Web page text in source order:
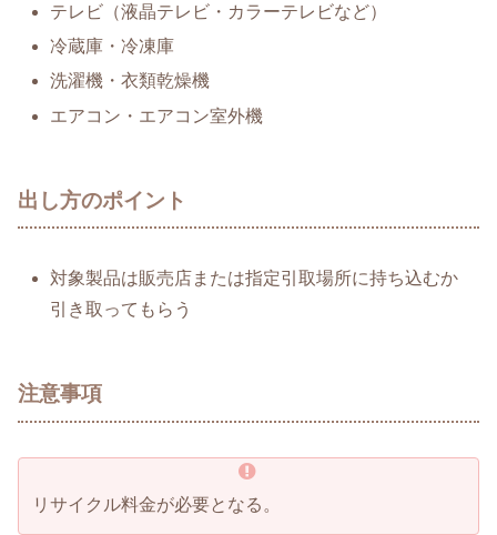
テレビ（液晶テレビ・カラーテレビなど）
冷蔵庫・冷凍庫
洗濯機・衣類乾燥機
エアコン・エアコン室外機
出し方のポイント
対象製品は販売店または指定引取場所に持ち込むか
引き取ってもらう
注意事項
リサイクル料金が必要となる。